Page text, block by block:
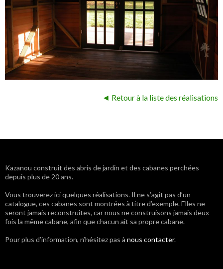
◄ Retour à la liste des réalisations
Navigation
des
articles
Kazanou construit des abris de jardin et des cabanes perchées
depuis plus de 20 ans.
Vous trouverez ici quelques réalisations. Il ne s’agit pas d’un
catalogue, ces cabanes sont montrées à titre d’exemple. Elles ne
seront jamais reconstruites, car nous ne construisons jamais deux
fois la même cabane, afin que chacun ait sa propre cabane.
Pour plus d’information, n’hésitez pas à nous contacter.